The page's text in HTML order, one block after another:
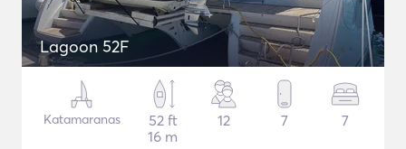
Lagoon 52F
Katamaranas
52 ft
16 m
12 7 7